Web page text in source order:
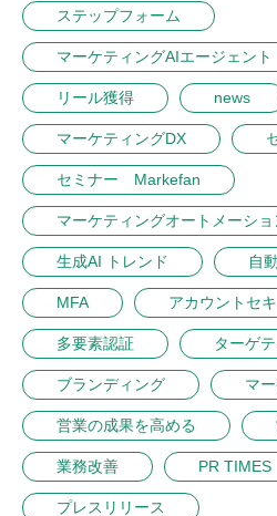
ステップフォーム
マーケティングAIエージェント
リール獲得 news
マーケティングDX
セミナー Markefan
マーケティングオートメーシ
生成AI トレンド 自
MFA アカウントセ
多要素認証 ターゲ
ブランディング マ
営業の成果を高める
業務改善 PR TIMES
プレスリリース